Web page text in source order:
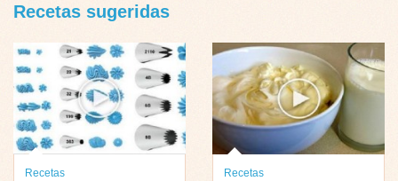
Recetas sugeridas
Recetas
Recetas